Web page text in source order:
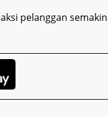
pelanggan semakin